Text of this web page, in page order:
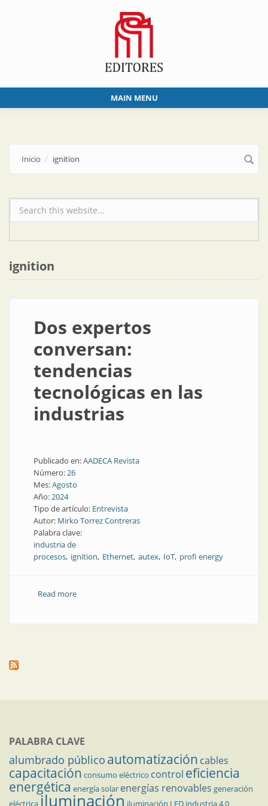
MAIN MENU
Inicio ignition
Formulario de búsqueda
ignition
Dos expertos
conversan:
tendencias
tecnológicas en las
industrias
Publicado en:AADECA Revista
Número:26
Mes:Agosto
Año:2024
Tipo de artículo: Entrevista
Autor: Mirko Torrez Contreras
Palabra clave:
industria de
procesos ignition Ethernet autex IoT profi energy
Read moreabout Dos expertos conversan: tendencias
PALABRA CLAVE
alumbrado público automatización cables
capacitación consumo eléctrico control eficiencia
energética energía solar energías renovables generación
eléctricailuminación iluminación LED industria 4.0